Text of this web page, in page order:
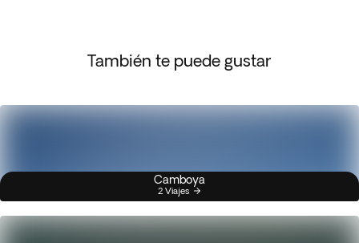
También te puede gustar
Camboya
2 Viajes